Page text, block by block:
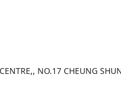
NO.17 CHEUNG